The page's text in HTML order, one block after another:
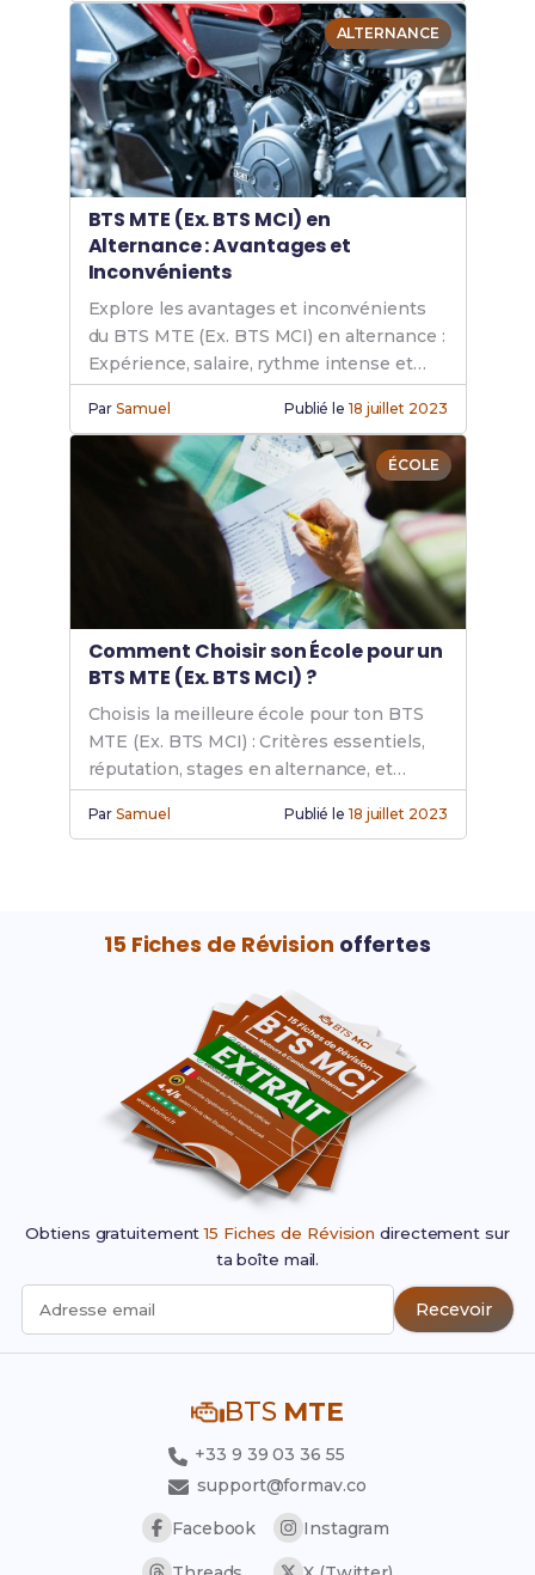
ALTERNANCE
BTS MTE (Ex. BTS MCI) en
Alternance : Avantages et
Inconvénients
Explore les avantages et inconvénients
du BTS MTE (Ex. BTS MCI) en alternance :
Expérience, salaire, rythme intense et
conseils pour réussir ton parcours en
entreprise.
ParSamuel Publié le 18 juillet 2023
ÉCOLE
Comment Choisir son École pour un
BTS MTE (Ex. BTS MCI) ?
Choisis la meilleure école pour ton BTS
MTE (Ex. BTS MCI) : Critères essentiels,
réputation, stages en alternance, et
accompagnement pédagogique pour
maximiser ta réussite et ton avenir.
ParSamuel Publié le 18 juillet 2023
15 Fiches de Révision offertes
Obtiens gratuitement15 Fiches de Révision directement sur
ta boîte mail.
Adresse email Recevoir
BTS MTE
+33 9 39 03 36 55
support@formav.co
Facebook
Instagram